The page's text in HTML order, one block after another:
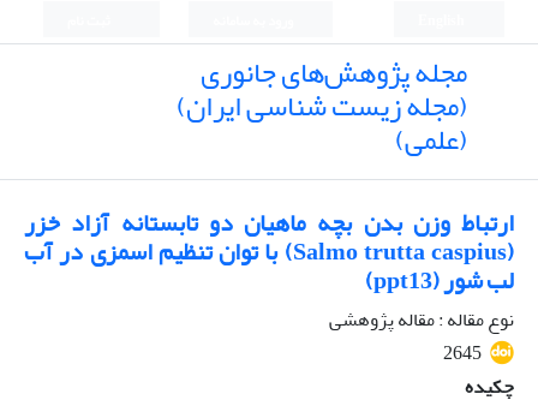
مجله پژوهش‌های جانوری
(مجله زیست شناسی ایران)
(علمی)
ارتباط وزن بدن بچه ماهیان دو تابستانه آزاد خزر
(Salmo trutta caspius) با توان تنظیم اسمزی در آب
لب شور (ppt13)
نوع مقاله : مقاله پژوهشی
2645
چکیده